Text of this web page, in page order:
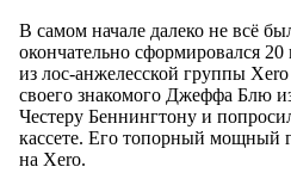
В самом начале далеко не всё
окончательно сформировался
из лос-анжелесской группы
своего знакомого Джеффа Блю
Честеру Беннингтону и
кассете. Его топорный мощный
на Xero.